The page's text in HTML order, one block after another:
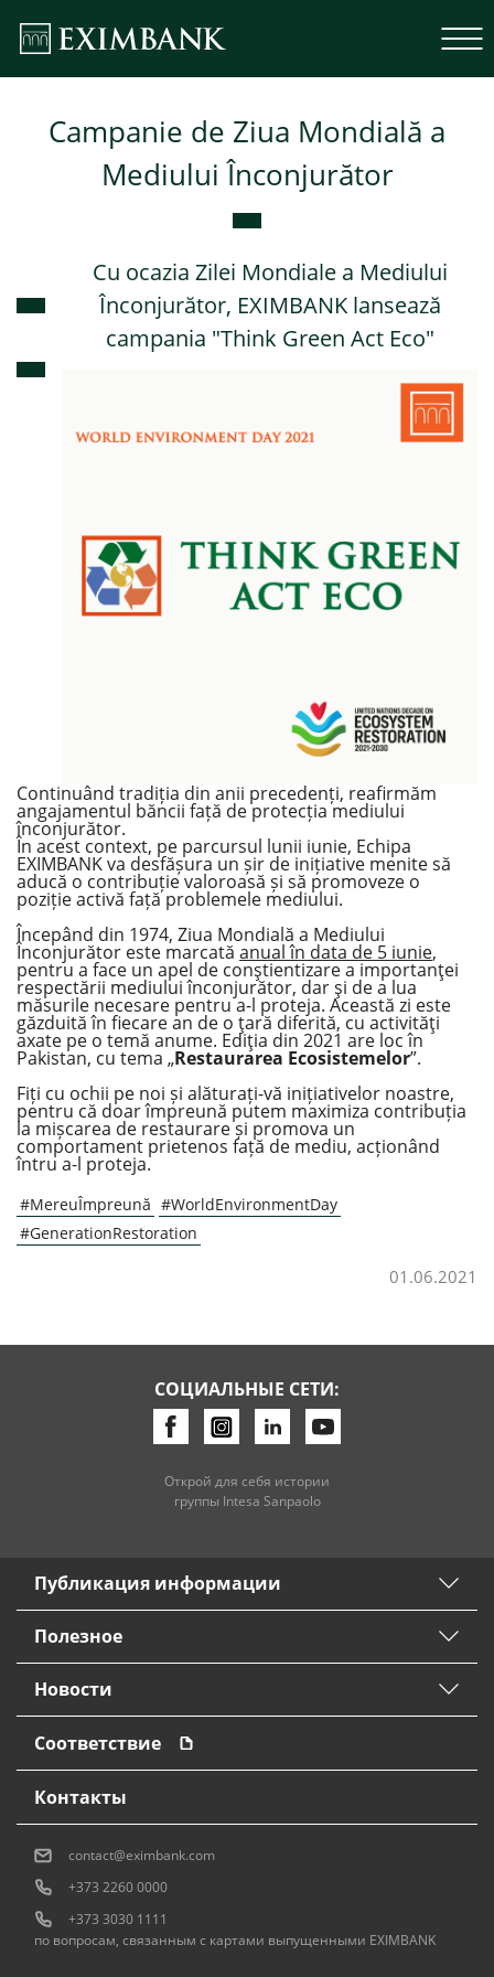
Потребительские кредиты
Ипотечные кредиты
Campanie de Ziua Mondială a
Mediului Înconjurător
Cu ocazia Zilei Mondiale a Mediului
Înconjurător, EXIMBANK lansează
campania "Think Green Act Eco"
Continuând tradiția din anii precedenți, reafirmăm
angajamentul băncii față de protecția mediului
înconjurător.
În acest context, pe parcursul lunii iunie, Echipa
EXIMBANK va desfășura un șir de inițiative menite să
aducă o contribuție valoroasă și să promoveze o
poziție activă față problemele mediului.
Începând din 1974, Ziua Mondială a Mediului
Înconjurător este marcată anual în data de 5 iunie,
pentru a face un apel de conştientizare a importanţei
respectării mediului înconjurător, dar şi de a lua
măsurile necesare pentru a-l proteja. Această zi este
găzduită în fiecare an de o ţară diferită, cu activităţi
axate pe o temă anume. Ediţia din 2021 are loc în
Pakistan, cu tema „Restaurarea Ecosistemelor”.
Fiți cu ochii pe noi și alăturați-vă inițiativelor noastre,
pentru că doar împreună putem maximiza contribuția
la mișcarea de restaurare și promova un
comportament prietenos față de mediu, acționând
întru a-l proteja.
#MereuÎmpreună #WorldEnvironmentDay
#GenerationRestoration
01.06.2021
СОЦИАЛЬНЫЕ СЕТИ:
Открой для себя истории
группы Intesa Sanpaolo
Публикация информации
Полезное
Новости
Соответствие
Контакты
contact@eximbank.com
+373 2260 0000
+373 3030 1111
по вопросам, связанным с картами выпущенными EXIMBANK